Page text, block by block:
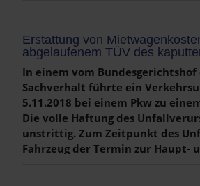
Erstattung von
abgelaufenem
In einem vom
Sachverhalt führte ein
5.11.2018 bei einem Pkw zu
Die volle Haftung des
unstrittig. Zum Zeitpunkt des
Fahrzeug der Termin zur Haupt-